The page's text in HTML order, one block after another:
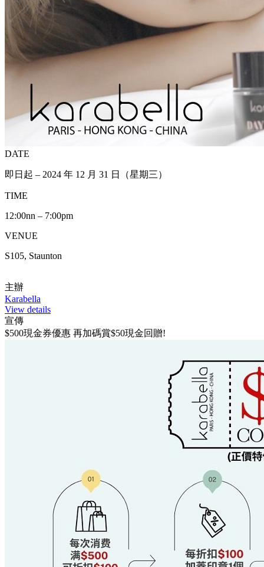
DATE
即日起 – 2024 年 12 月 31 日（星期三）
TIME
12:00nn – 7:00pm
VENUE
S105, Staunton
主辦
Karabella
View details
宣傳
$500現金券優惠 再加碼賞$50現金回贈!